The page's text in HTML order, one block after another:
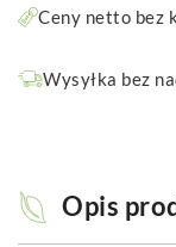
Ceny netto bez
Wysyłka bez
Opis